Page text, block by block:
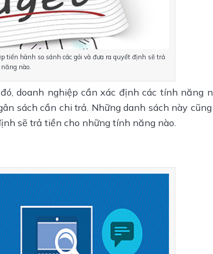
tiến hành so sánh các gói và đưa ra quyết định sẽ trả
nào.
doanh nghiệp cần xác định các tính năng
sách cần chi trả. Những danh sách này cũng
sẽ trả tiền cho những tính năng nào.